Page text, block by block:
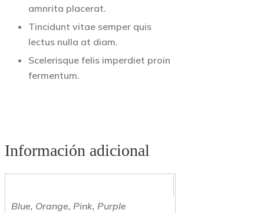
amnrita placerat.
Tincidunt vitae semper quis
lectus nulla at diam.
Scelerisque felis imperdiet proin
fermentum.
Información adicional
Blue, Orange, Pink, Purple